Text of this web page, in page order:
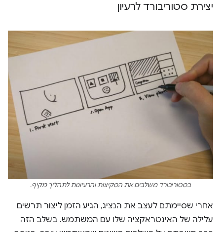
יצירת סטוריבורד לרעיון
בסטוריבורד משלבים את הסקיצות והרעיונות לתהליך מקיף.
אחרי שסיימתם לעצב את הנציג, הגיע הזמן ליצור תרשים
עלילה של האינטראקציה שלו עם המשתמש. בשלב הזה